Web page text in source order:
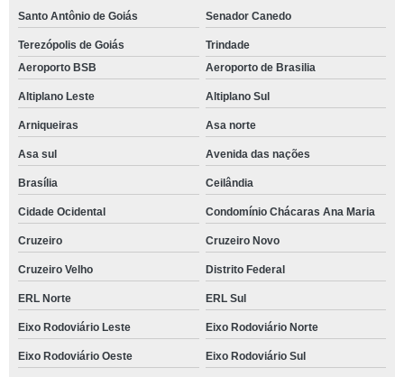
Santo Antônio de Goiás Senador Canedo
Terezópolis de Goiás
Trindade
Aeroporto BSB
Aeroporto de Brasilia
Altiplano Leste Altiplano Sul
Arniqueiras Asa norte
Asa sul Avenida das nações
Brasília Ceilândia
Cidade Ocidental Condomínio Chácaras Ana Maria
Cruzeiro Cruzeiro Novo
Cruzeiro Velho Distrito Federal
ERL Norte ERL Sul
Eixo Rodoviário Leste Eixo Rodoviário Norte
Eixo Rodoviário Oeste Eixo Rodoviário Sul